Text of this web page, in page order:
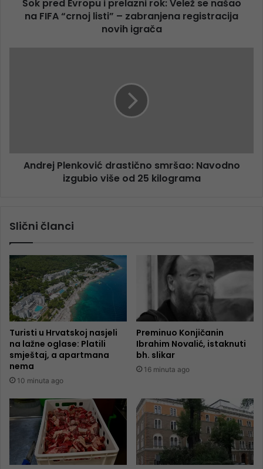
Šok pred Evropu i prelazni rok: Velež se našao
na FIFA “crnoj listi” – zabranjena registracija
novih igrača
Andrej Plenković drastično smršao: Navodno
izgubio više od 25 kilograma
Slični članci
Turisti u Hrvatskoj nasjeli
na lažne oglase: Platili
smještaj, a apartmana
nema
10 minuta ago
Preminuo Konjičanin
Ibrahim Novalić, istaknuti
bh. slikar
16 minuta ago